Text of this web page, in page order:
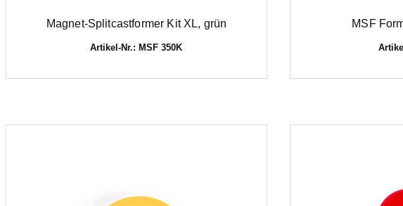
Magnet-Splitcastformer Kit XL, grün
Artikel-Nr.: MSF 350K
MSF